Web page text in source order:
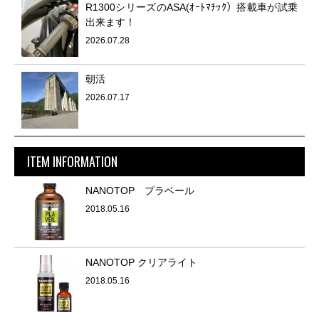
R1300シリーズのASA(ｵｰﾄﾏﾁｯｸ）搭載車が試乗
出来ます！
2026.07.28
朝活
2026.07.17
ITEM INFORMATION
NANOTOP プラベール
2018.05.16
NANOTOP クリアライト
2018.05.16